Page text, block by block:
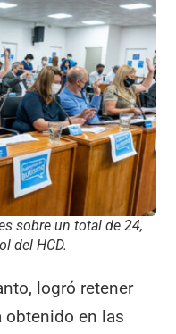
sobre un total de 24,
del HCD.
logró retener
obtenido en las